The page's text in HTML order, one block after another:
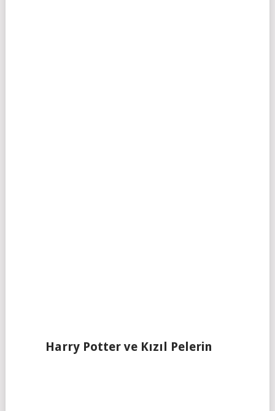
Harry Potter ve Kızıl Pelerin